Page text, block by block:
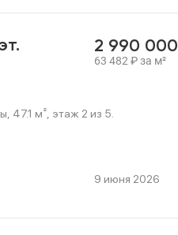
2 990 000
63 482 ₽за м²
47.1 м², этаж 2 из 5.
9 июня 2026